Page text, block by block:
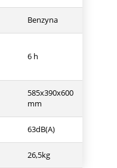
Benzyna
6 h
585x390x600
mm
63dB(A)
26,5kg